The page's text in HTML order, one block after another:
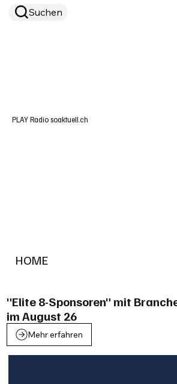
HOME
Suchen
PLAY Radio soaktuell.ch
"Elite 8-Sponsoren" mit
im August 26
Mehr erfahren